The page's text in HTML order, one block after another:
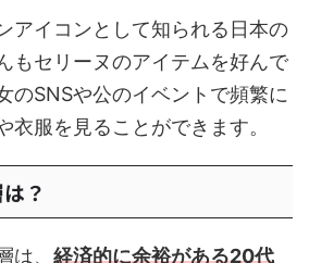
アイコンとして知られる日本の
もセリーヌのアイテムを好んで
のSNSや公のイベントで頻繁に
衣服を見ることができます。
？
は、 経済的に余裕がある20代